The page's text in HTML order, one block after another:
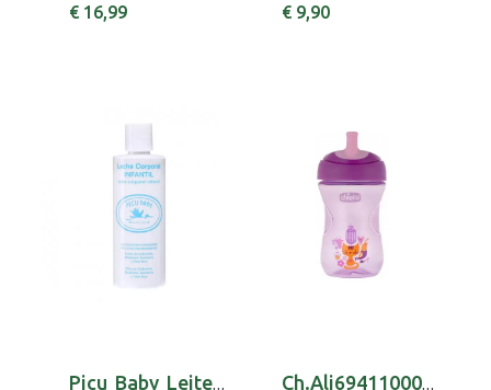
€ 16,99 € 9,90
Picu Baby Leite Corpo Inf 250ml Ch.Ali6941100000 Copo Avancado Girl 12m+